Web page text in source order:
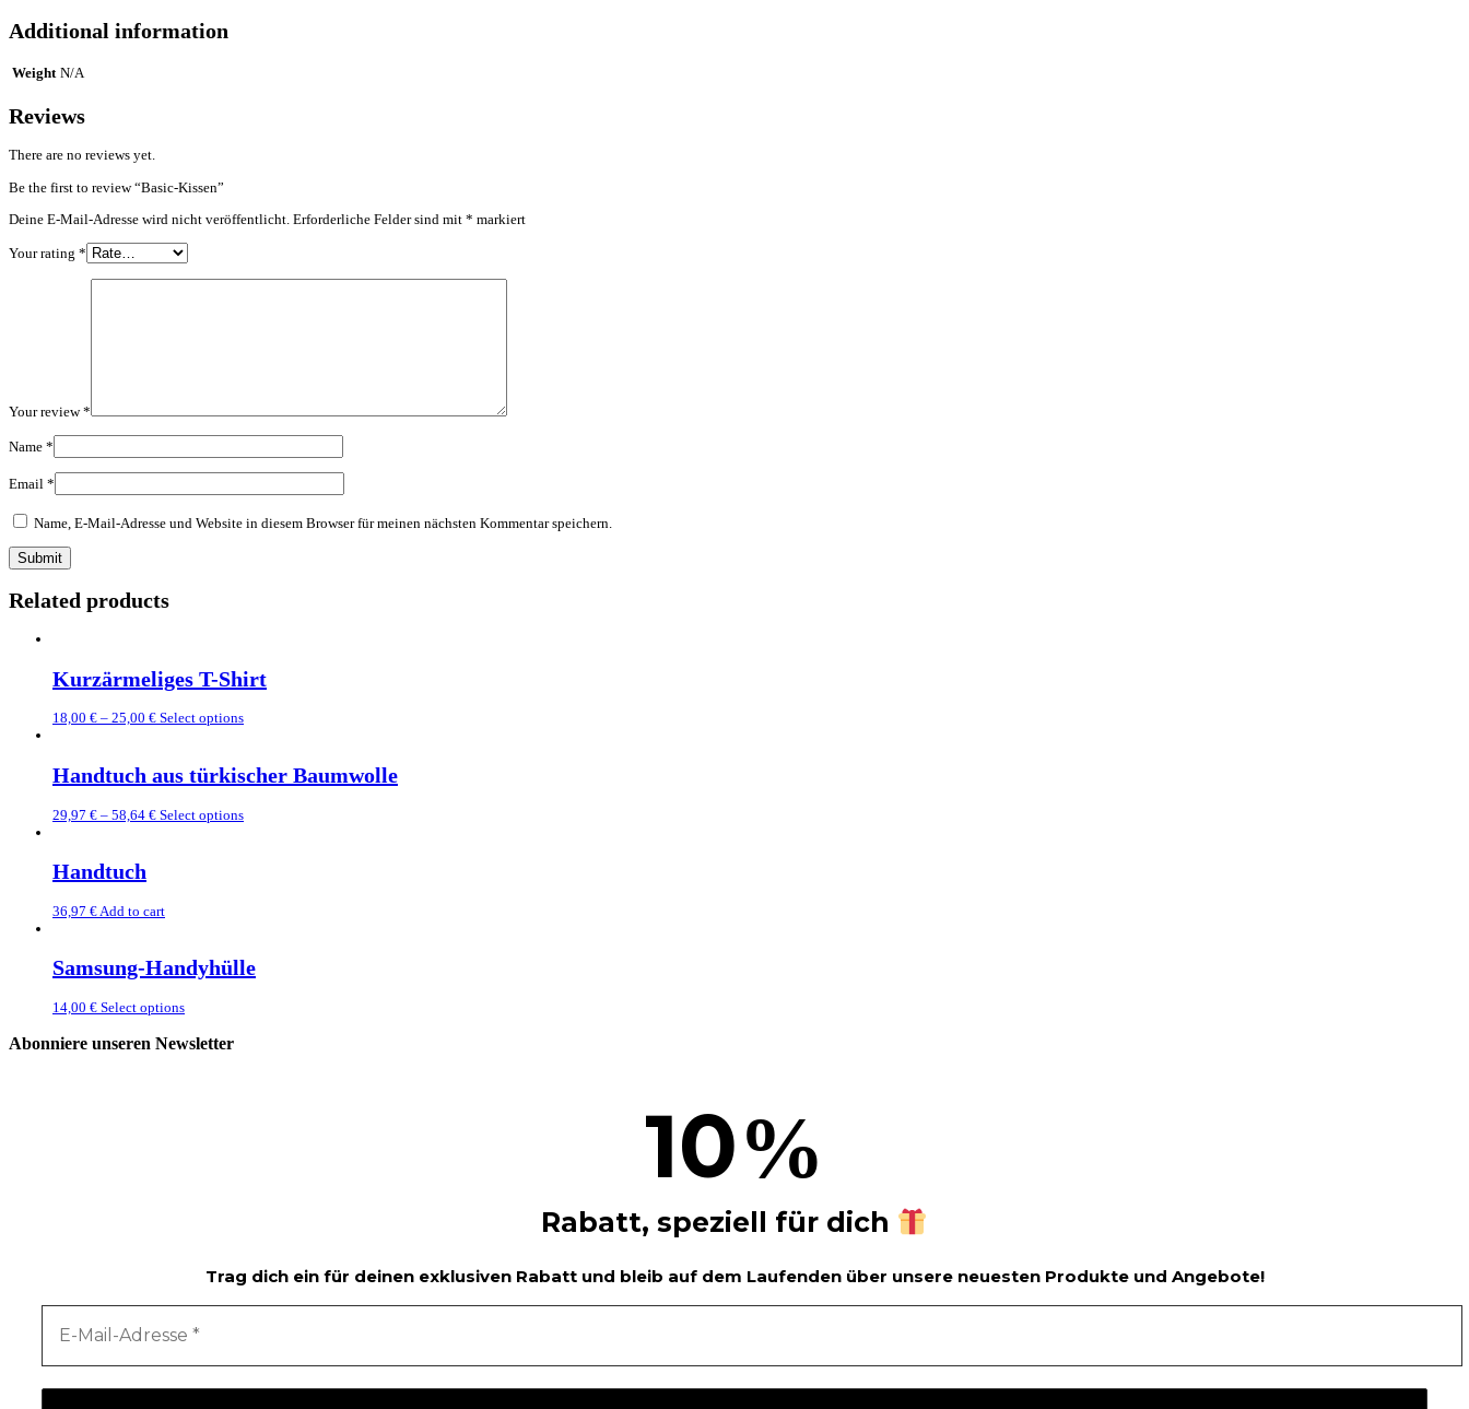
Additional information
Weight N/A
Reviews
There are no reviews yet.
Be the first to review “Basic-Kissen”
Deine E-Mail-Adresse wird nicht veröffentlicht. Erforderliche Felder sind mit * markiert
Your rating *
Your review*
Name *
Email *
Name, E-Mail-Adresse und Website in diesem Browser für meinen nächsten Kommentar speichern.
Related products
Kurzärmeliges T-Shirt
18,00 € – 25,00 € Select options
Handtuch aus türkischer Baumwolle
29,97 € – 58,64 € Select options
Handtuch
36,97 € Add to cart
Samsung-Handyhülle
14,00 € Select options
Abonniere unseren Newsletter
10%
Rabatt, speziell für dich
Trag dich ein für deinen exklusiven Rabatt und bleib auf dem Laufenden über unsere neuesten Produkte und Angebote!